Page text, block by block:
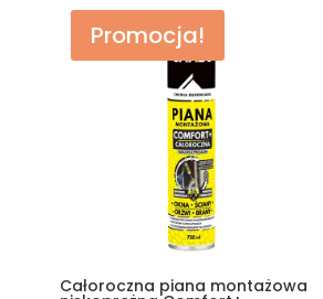
popularności
Promocja!
Całoroczna piana montażowa